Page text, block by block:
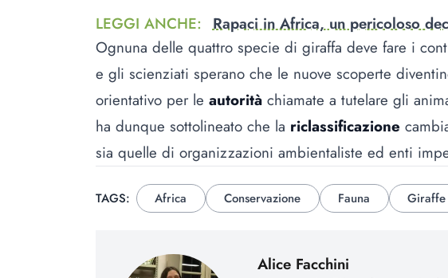
LEGGI ANCHE: Rapaci in Africa, un pericoloso
Ognuna delle quattro specie di giraffa deve fare i
e gli scienziati sperano che le nuove scoperte
orientativo per le autorità chiamate a tutelare gli
ha dunque sottolineato che la riclassificazione
sia quelle di organizzazioni ambientaliste ed enti
TAGS: Africa Conservazione Fauna Giraffe
Alice Facchini